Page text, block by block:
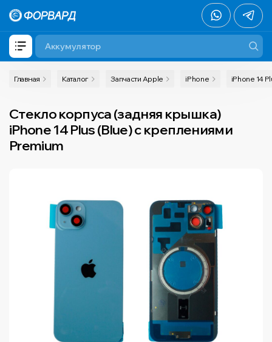
Главная Каталог Запчасти Apple iPhone iPhone 14
Стекло корпуса (задняя крышка)
iPhone 14 Plus (Blue) с креплениями
Premium